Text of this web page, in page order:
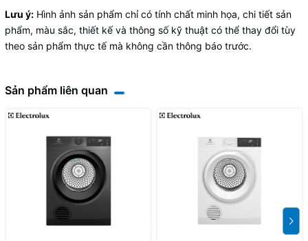
Lưu ý: Hình ảnh sản phẩm chỉ có tính chất minh họa, chi tiết sản
phẩm, màu sắc, thiết kế và thông số kỹ thuật có thể thay đổi tùy
theo sản phẩm thực tế mà không cần thông báo trước.
Sản phẩm liên quan